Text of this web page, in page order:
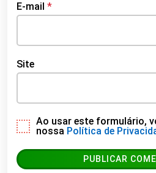
E-mail *
Site
Ao usar este formulário,
nossa Política de